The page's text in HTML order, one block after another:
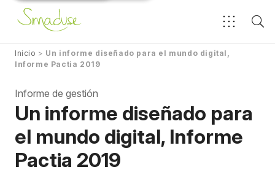
Inicio > Un informe diseñado para el mundo digital,
Informe Pactia 2019
Informe de gestión
Un informe diseñado para
el mundo digital, Informe
Pactia 2019